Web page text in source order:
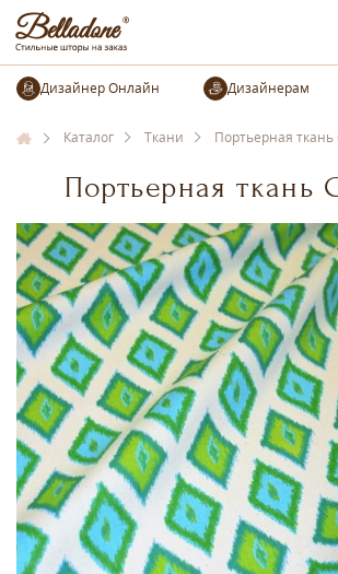
Каталог Ткани Портьерная ткань
Портьерная ткань